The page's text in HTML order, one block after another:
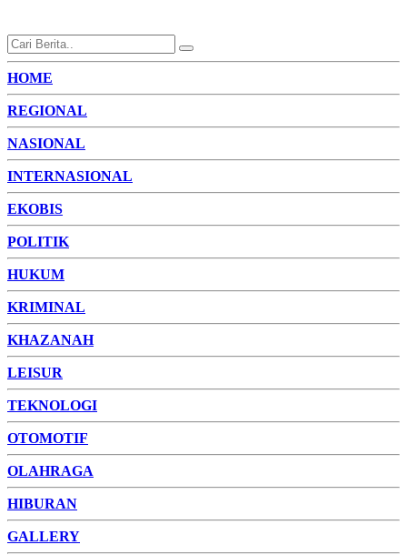
HOME
REGIONAL
NASIONAL
INTERNASIONAL
EKOBIS
POLITIK
HUKUM
KRIMINAL
KHAZANAH
LEISUR
TEKNOLOGI
OTOMOTIF
OLAHRAGA
HIBURAN
GALLERY